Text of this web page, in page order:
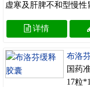
虚寒及肝脾不和型慢性
详情
布洛
国药
17粒